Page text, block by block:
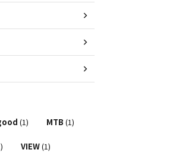
(1) MTB (1)
VIEW(1)